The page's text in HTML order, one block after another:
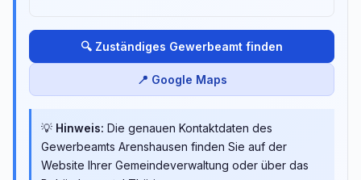
🔍 Zuständiges Gewerbeamt finden
📍 Google Maps
💡 Hinweis: Die genauen Kontaktdaten des
Gewerbeamts Arenshausen finden Sie auf der
Website Ihrer Gemeindeverwaltung oder über das